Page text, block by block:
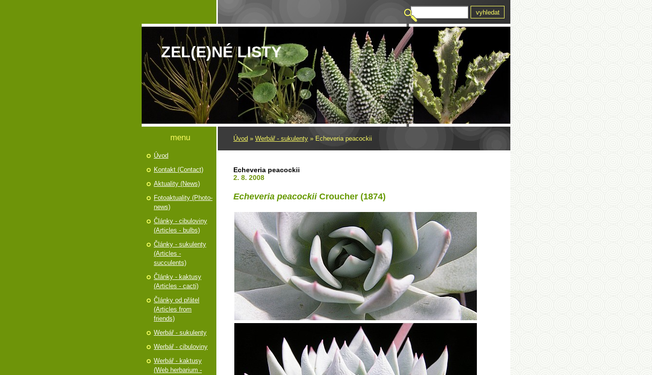
ZEL(E)NÉ LISTY
Úvod » Werbář - sukulenty » Echeveria peacockii
Echeveria peacockii
2. 8. 2008
Echeveria peacockii Croucher (1874)
menu
Úvod
Kontakt (Contact)
Aktuality (News)
Fotoaktuality (Photo-
news)
Články - cibuloviny
(Articles - bulbs)
Články - sukulenty
(Articles -
succulents)
Články - kaktusy
(Articles - cacti)
Články od přátel
(Articles from
friends)
Werbář - sukulenty
Werbář - cibuloviny
Werbář - kaktusy
(Web herbarium -